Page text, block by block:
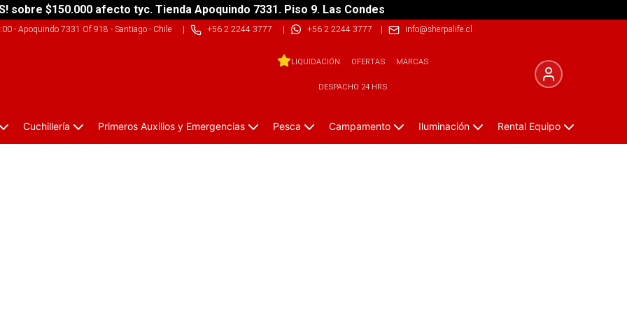
sobre $150.000 afecto tyc. Tienda Apoquindo 7331. Piso 9. Las Condes
- Apoquindo 7331 Of 918 - Santiago - Chile| +56 2 2244 3777 | +56 2 2244 3777 | info@sherpalife.cl
LIQUIDACIÓN OFERTAS MARCAS
DESPACHO 24 HRS
Cuchillería Primeros Auxilios y Emergencias Pesca Campamento Iluminación Rental Equipo